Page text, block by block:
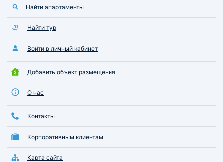
Найти апартаменты
Найти тур
Войти в личный кабинет
Добавить объект размещения
О нас
Контакты
Корпоративным клиентам
Карта сайта